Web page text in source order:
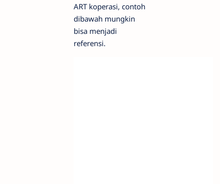
ART koperasi, contoh
dibawah mungkin
bisa menjadi
referensi.